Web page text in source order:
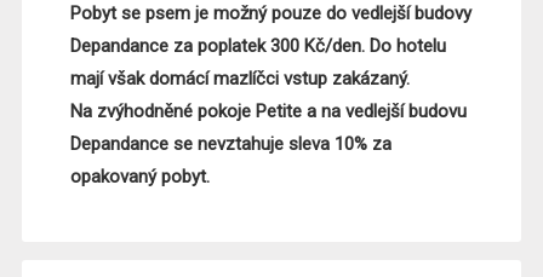
Pobyt se psem je možný pouze do vedlejší budovy
Depandance za poplatek 300 Kč/den. Do hotelu
mají však domácí mazlíčci vstup zakázaný.
Na zvýhodněné pokoje Petite a na vedlejší budovu
Depandance se nevztahuje sleva 10% za
opakovaný pobyt.